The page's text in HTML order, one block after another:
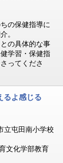
の保健指導に
。
の具体的な事
学習・保健指
ってくださ
るよ感じる
立屯田南小学校
文化学部教育